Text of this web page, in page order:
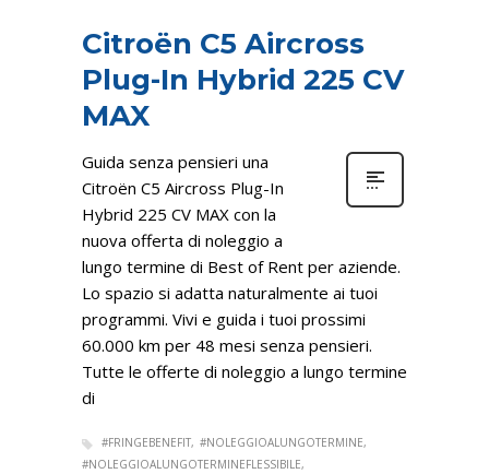
Citroën C5 Aircross
Plug-In Hybrid 225 CV
MAX
Guida senza pensieri una
Citroën C5 Aircross Plug-In
Hybrid 225 CV MAX con la
nuova offerta di noleggio a
lungo termine di Best of Rent per aziende.
Lo spazio si adatta naturalmente ai tuoi
programmi. Vivi e guida i tuoi prossimi
60.000 km per 48 mesi senza pensieri.
Tutte le offerte di noleggio a lungo termine
di
#FRINGEBENEFIT #NOLEGGIOALUNGOTERMINE
#NOLEGGIOALUNGOTERMINEFLESSIBILE